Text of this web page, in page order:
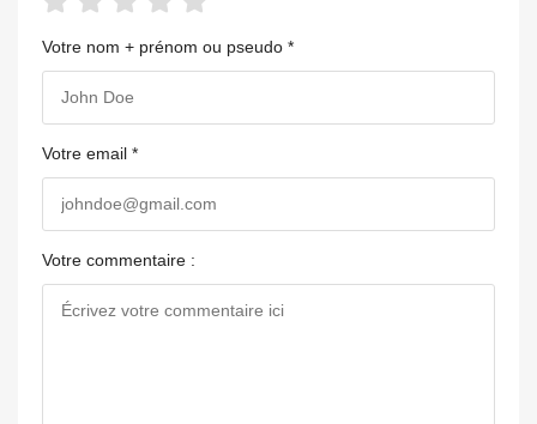
Votre nom + prénom ou pseudo *
Votre email *
Votre commentaire :